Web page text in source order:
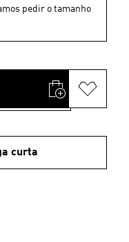
pedir o tamanho
curta